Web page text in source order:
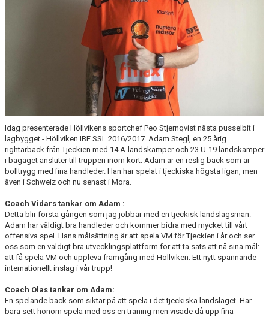
Idag presenterade Höllvikens sportchef Peo Stjernqvist nästa pusselbit i
lagbygget - Höllviken IBF SSL 2016/2017. Adam Stegl, en 25 årig
rightarback från Tjeckien med 14 A-landskamper och 23 U-19 landskamper
i bagaget ansluter till truppen inom kort. Adam är en reslig back som är
bolltrygg med fina handleder. Han har spelat i tjeckiska högsta ligan, men
även i Schweiz och nu senast i Mora.
Coach Vidars tankar om Adam :
Detta blir första gången som jag jobbar med en tjeckisk landslagsman.
Adam har väldigt bra handleder och kommer bidra med mycket till vårt
offensiva spel. Hans målsättning är att spela VM för Tjeckien i år och ser
oss som en väldigt bra utvecklingsplattform för att ta sats att nå sina mål:
att få spela VM och uppleva framgång med Höllviken. Ett nytt spännande
internationellt inslag i vår trupp!
Coach Olas tankar om Adam:
En spelande back som siktar på att spela i det tjeckiska landslaget. Har
bara sett honom spela med oss en träning men visade då upp fina